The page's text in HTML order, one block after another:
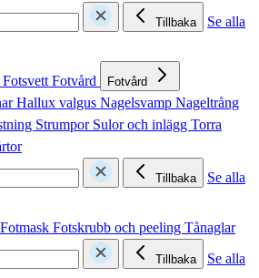
Tillbaka
Se alla
FotsvettFotvård Fotvård
Hallux valgus Nagelsvamp Nageltrång
Strumpor Sulor och inlägg Torra
Tillbaka
Se alla
Fotmask Fotskrubb och peeling Tånaglar
Tillbaka
Se alla